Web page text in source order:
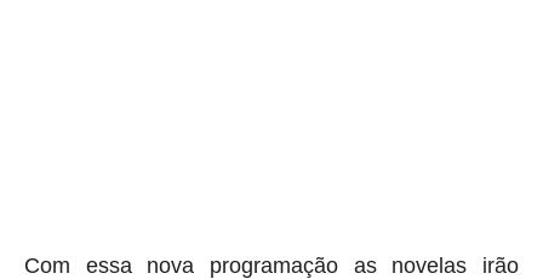
Com essa nova programação as novelas irão